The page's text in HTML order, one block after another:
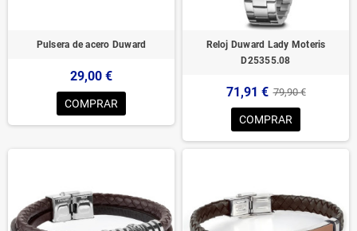
Pulsera de acero Duward
29,00 €
COMPRAR
Reloj Duward Lady Moteris
D25355.08
71,91 € 79,90 €
COMPRAR